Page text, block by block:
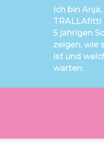
Ich bin
TRALLAfitti
5 jährigen
zeigen, wie
ist und
warten.